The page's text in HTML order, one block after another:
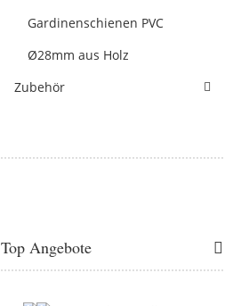
Gardinenschienen PVC
Ø28mm aus Holz
Zubehör
Top Angebote